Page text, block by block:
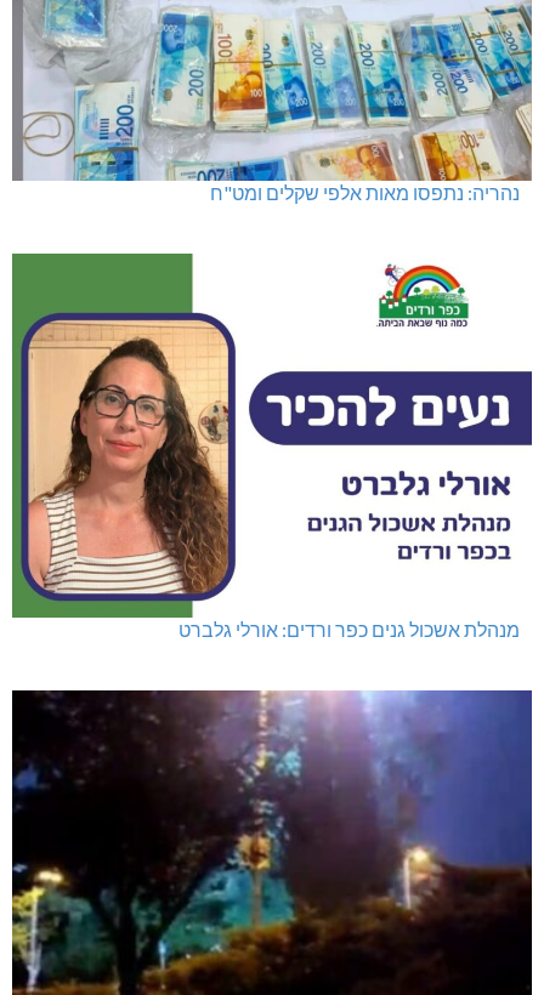
נהריה: נתפסו מאות אלפי שקלים ומט"ח
מנהלת אשכול גנים כפר ורדים: אורלי גלברט